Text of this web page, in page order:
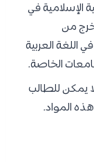
الإسلامية في
من
اللغة العربية
الخاصة.
لا يمكن للطالب
هذه المواد.